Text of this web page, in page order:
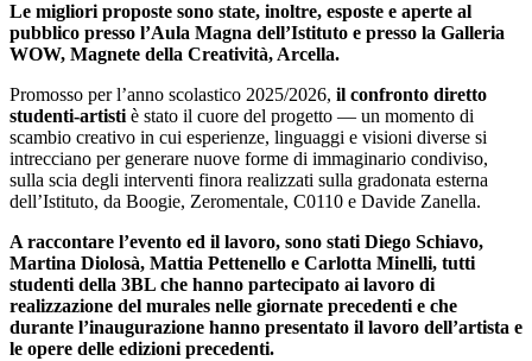
Le migliori proposte sono state, inoltre, esposte e aperte al
pubblico presso l’Aula Magna dell’Istituto e presso la Galleria
WOW, Magnete della Creatività, Arcella.
Promosso per l’anno scolastico 2025/2026, il confronto diretto
studenti-artisti è stato il cuore del progetto — un momento di
scambio creativo in cui esperienze, linguaggi e visioni diverse si
intrecciano per generare nuove forme di immaginario condiviso,
sulla scia degli interventi finora realizzati sulla gradonata esterna
dell’Istituto, da Boogie, Zeromentale, C0110 e Davide Zanella.
A raccontare l’evento ed il lavoro, sono stati Diego Schiavo,
Martina Diolosà, Mattia Pettenello e Carlotta Minelli, tutti
studenti della 3BL che hanno partecipato ai lavoro di
realizzazione del murales nelle giornate precedenti e che
durante l’inaugurazione hanno presentato il lavoro dell’artista e
le opere delle edizioni precedenti.